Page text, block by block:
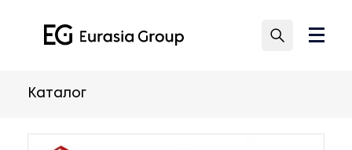
Каталог